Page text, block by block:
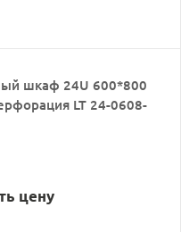
шкаф 24U 600*800
LT 24-0608-
цену